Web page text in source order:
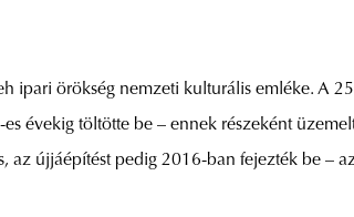
ipari örökség nemzeti kulturális emléke. A
évekig töltötte be – ennek részeként
az újjáépítést pedig 2016-ban fejezték be –